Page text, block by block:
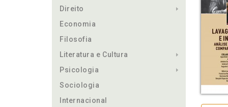
Direito
Economia
Filosofia
Literatura e Cultura
Psicologia
Sociologia
Internacional